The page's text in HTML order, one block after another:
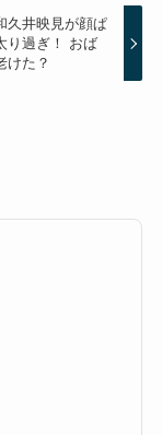
久井映見が顔ぱ
り過ぎ！ おば
けた？